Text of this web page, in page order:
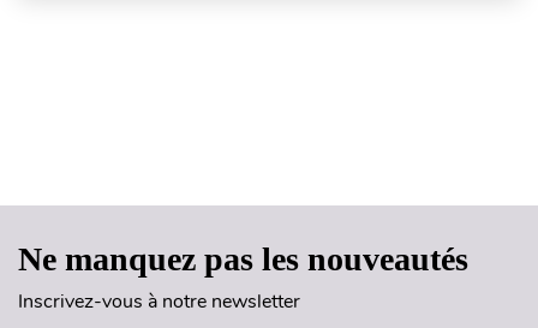
Ne manquez pas les nouveautés
Inscrivez-vous à notre newsletter